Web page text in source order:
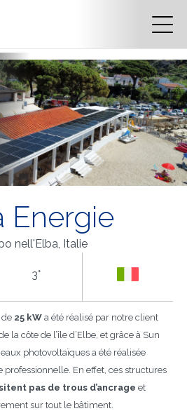
Energie
nell'Elba, Italie
3°
25 kW a été réalisé par notre client
la côte de l’île d’Elbe, et grâce à Sun
photovoltaïques a été réalisée
professionnelle. En effet, ces structures
pas de trous d’ancrage et
sur tout le bâtiment.